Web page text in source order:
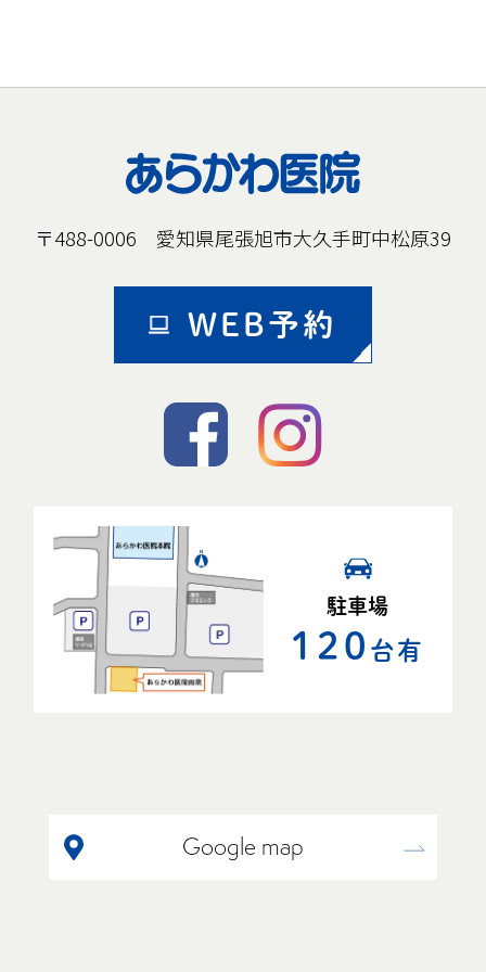
〒488-0006 愛知県尾張旭市大久手町中松原39
WEB予約
駐車場
120 台有
Google map